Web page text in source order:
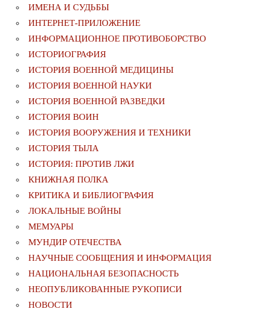
ИМЕНА И СУДЬБЫ
ИНТЕРНЕТ-ПРИЛОЖЕНИЕ
ИНФОРМАЦИОННОЕ ПРОТИВОБОРСТВО
ИСТОРИОГРАФИЯ
ИСТОРИЯ ВОЕННОЙ МЕДИЦИНЫ
ИСТОРИЯ ВОЕННОЙ НАУКИ
ИСТОРИЯ ВОЕННОЙ РАЗВЕДКИ
ИСТОРИЯ ВОИН
ИСТОРИЯ ВООРУЖЕНИЯ И ТЕХНИКИ
ИСТОРИЯ ТЫЛА
ИСТОРИЯ: ПРОТИВ ЛЖИ
КНИЖНАЯ ПОЛКА
КРИТИКА И БИБЛИОГРАФИЯ
ЛОКАЛЬНЫЕ ВОЙНЫ
МЕМУАРЫ
МУНДИР ОТЕЧЕСТВА
НАУЧНЫЕ СООБЩЕНИЯ И ИНФОРМАЦИЯ
НАЦИОНАЛЬНАЯ БЕЗОПАСНОСТЬ
НЕОПУБЛИКОВАННЫЕ РУКОПИСИ
НОВОСТИ